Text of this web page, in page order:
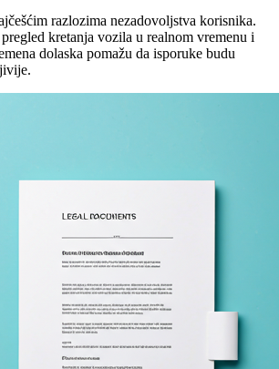
razlozima nezadovoljstva korisnika.
kretanja vozila u realnom vremenu i
dolaska pomažu da isporuke budu